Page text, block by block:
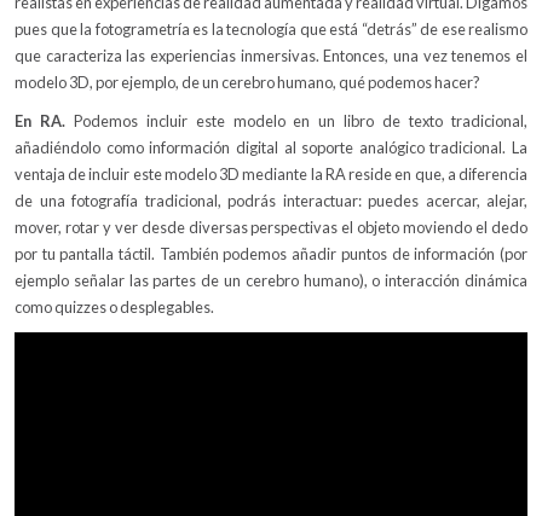
pues que la fotogrametría es la tecnología que está “detrás” de ese realismo
que caracteriza las experiencias inmersivas. Entonces, una vez tenemos el
modelo 3D, por ejemplo, de un cerebro humano, qué podemos hacer?
En RA.Podemos incluir este modelo en un libro de texto tradicional,
añadiéndolo como información digital al soporte analógico tradicional. La
ventaja de incluir este modelo 3D mediante la RA reside en que, a diferencia
de una fotografía tradicional, podrás interactuar: puedes acercar, alejar,
mover, rotar y ver desde diversas perspectivas el objeto moviendo el dedo
por tu pantalla táctil. También podemos añadir puntos de información (por
ejemplo señalar las partes de un cerebro humano), o interacción dinámica
como quizzes o desplegables.